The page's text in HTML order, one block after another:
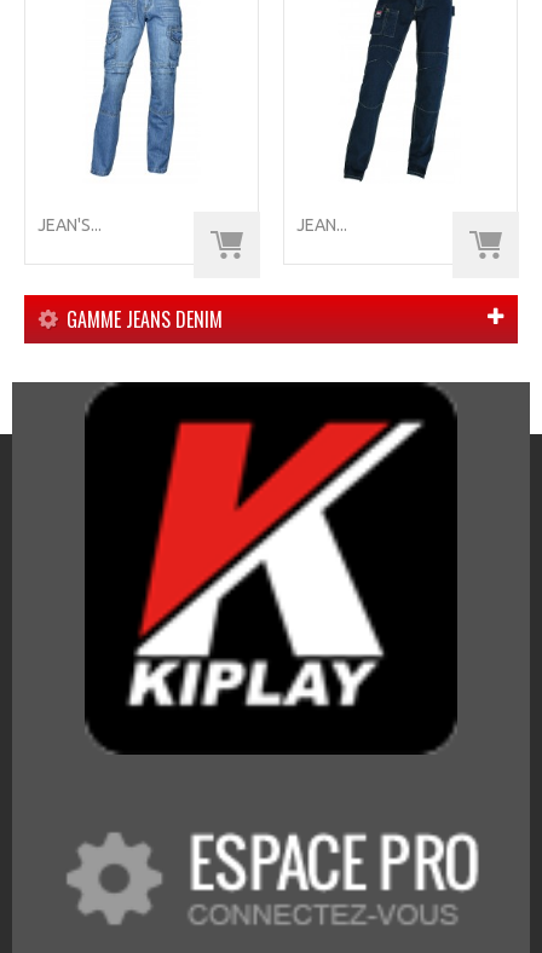
JEAN'S... JEAN...
GAMME JEANS DENIM